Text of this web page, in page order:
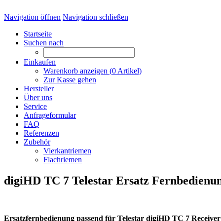
Navigation öffnen Navigation schließen
Startseite
Suchen nach
Einkaufen
Warenkorb anzeigen (0 Artikel)
Zur Kasse gehen
Hersteller
Über uns
Service
Anfrageformular
FAQ
Referenzen
Zubehör
Vierkantriemen
Flachriemen
digiHD TC 7 Telestar Ersatz
Ersatzfernbedienung passend für Telestar digiHD TC 7 Receiver